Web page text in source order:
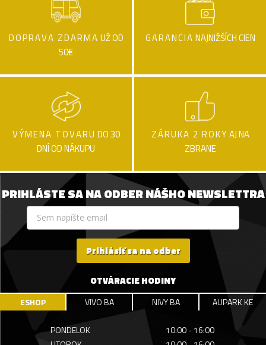
DOPRAVA ZDARMA UŽ OD
50€
GARANCIA NAJNIŽŠÍCH CIEN
VÝMENA TOVARU DO 30
DNÍ OD NÁKUPU
ZÁRUKA 2 ROKY AJ NA
ZBRANE
PRIHLÁSTE SA NA ODBER NÁŠHO NEWSLETTRA
Prihlásiť sa na odber
OTVÁRACIE HODINY
ESHOP VIVO BA NIVY BA AUPARK KE
PONDELOK
10:00 - 16:00